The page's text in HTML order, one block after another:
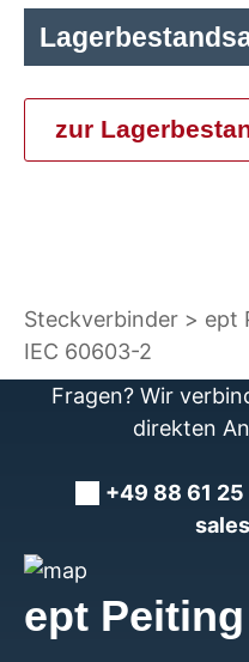
zur
Steckverbinder ept
IEC 60603-2
Fragen? Wir
direkten
+49 88 61 25
ept